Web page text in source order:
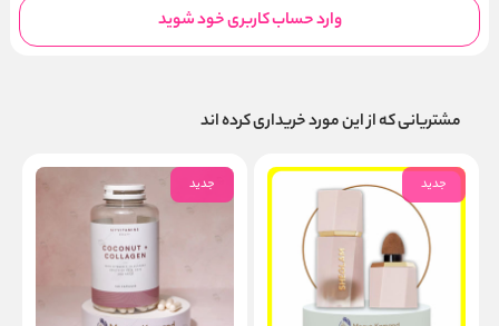
وارد حساب کاربری خود شوید
مشتریانی که از این مورد خریداری کرده اند
جدید جدید